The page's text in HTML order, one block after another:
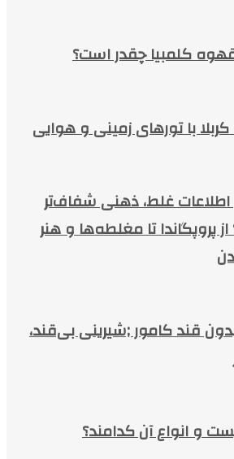
کلمبیا چقدر است؟
با تورهای زمینی و هوایی
غلط، ذهنی شفاف‌تر
پروپگاندا تا مغلطه‌ها و هنر
قند کامور ;شیرینی بی‌قند،
و انواع آن کدامند؟